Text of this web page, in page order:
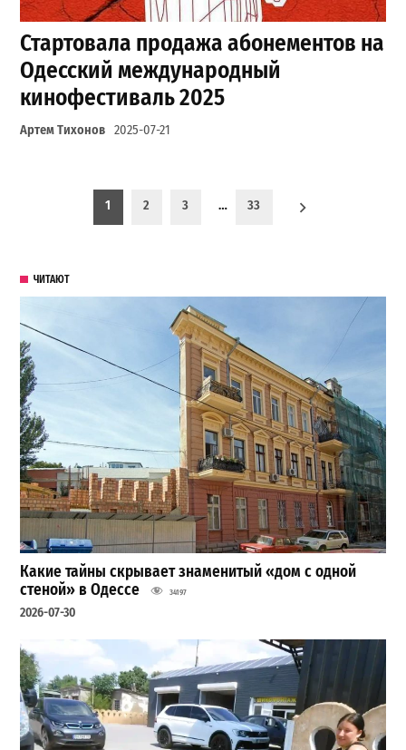
Стартовала продажа абонементов на
Одесский международный
кинофестиваль 2025
Артем Тихонов 2025-07-21
Пагинация записей
1 2 3 … 33
ЧИТАЮТ
Какие тайны скрывает знаменитый «дом с одной
стеной» в Одессе
34197
2026-07-30